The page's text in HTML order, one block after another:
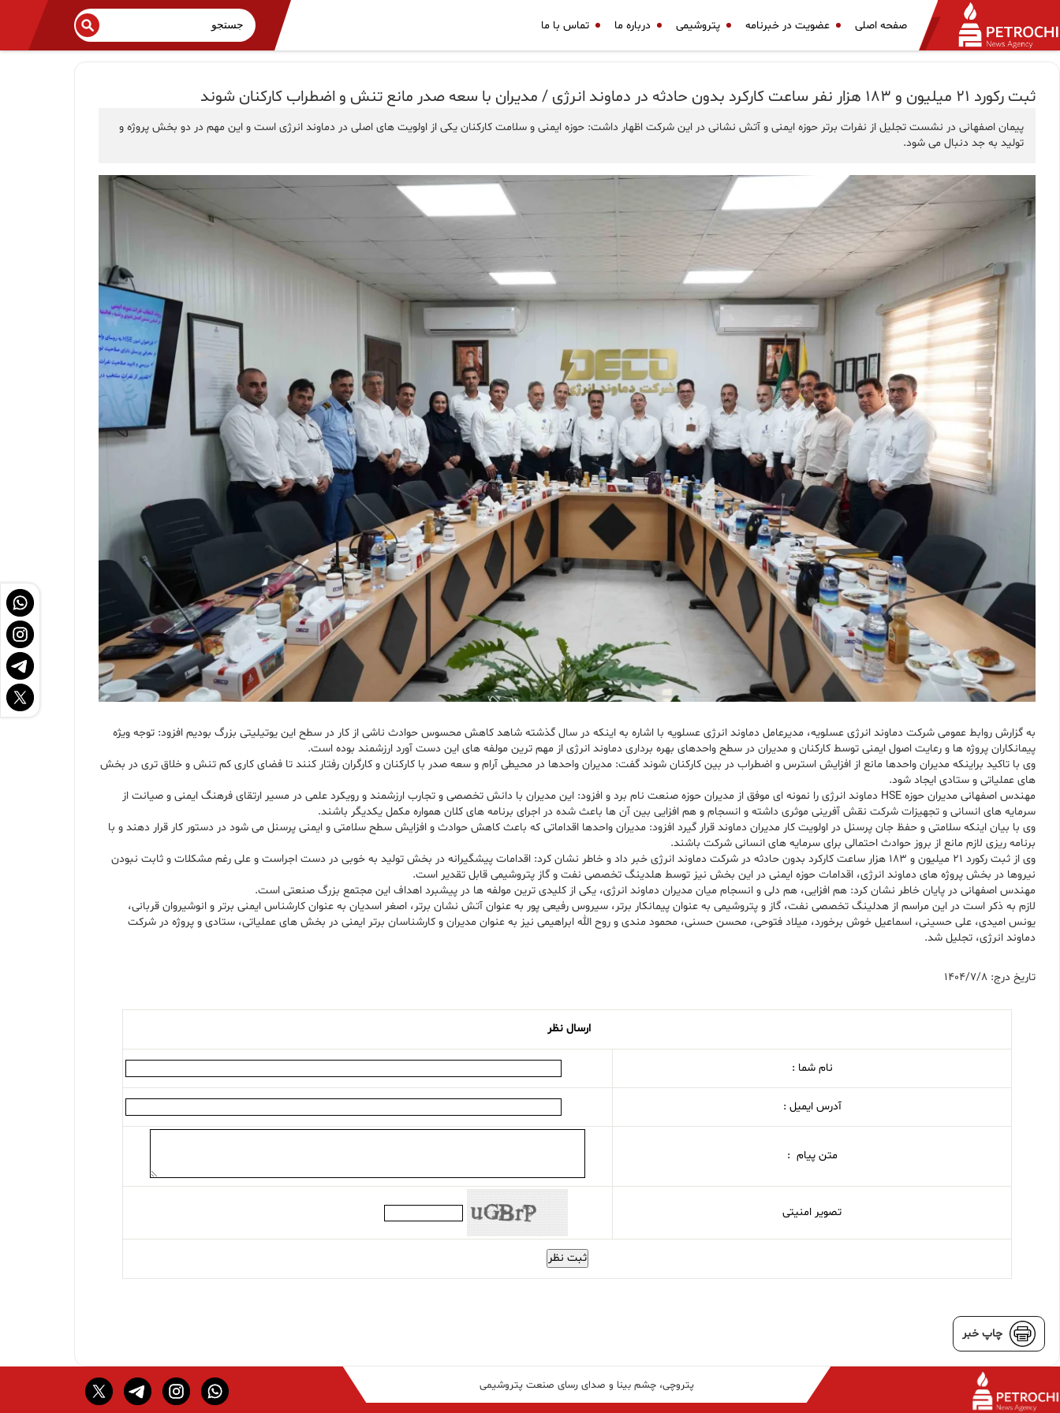
صفحه اصلی عضویت در خبرنامه پتروشیمی درباره ما تماس با ما
ثبت رکورد 21 میلیون و 183 هزار نفر ساعت کارکرد بدون حادثه در دماوند انرژی / مدیران با سعه صدر مانع تنش و اضطراب کارکنان شوند
پیمان اصفهانی در نشست تجلیل از نفرات برتر حوزه ایمنی و آتش نشانی در این شرکت اظهار داشت: حوزه ایمنی و سلامت کارکنان یکی از اولویت های اصلی در دماوند انرژی است و این مهم در دو بخش پروژه و
تولید به جد دنبال می شود.
به گزارش روابط عمومی شرکت دماوند انرژی عسلویه، مدیرعامل دماوند انرژی عسلویه با اشاره به اینکه در سال گذشته شاهد کاهش محسوس حوادث ناشی از کار در سطح این یوتیلیتی بزرگ بودیم افزود: توجه ویژه
پیمانکاران پروژه ها و رعایت اصول ایمنی توسط کارکنان و مدیران در سطح واحدهای بهره برداری دماوند انرژی از مهم ترین مولفه های این دست آورد ارزشمند بوده است.
وی با تاکید براینکه مدیران واحدها مانع از افزایش استرس و اضطراب در بین کارکنان شوند گفت: مدیران واحدها در محیطی آرام و سعه صدر با کارکنان و کارگران رفتار کنند تا فضای کاری کم تنش و خلاق تری در بخش
های عملیاتی و ستادی ایجاد شود.
مهندس اصفهانی مدیران حوزه HSE دماوند انرژی را نمونه ای موفق از مدیران حوزه صنعت نام برد و افزود: این مدیران با دانش تخصصی و تجارب ارزشمند و رویکرد علمی در مسیر ارتقای فرهنگ ایمنی و صیانت از
سرمایه های انسانی و تجهیزات شرکت نقش آفرینی موثری داشته و انسجام و هم افزایی بین آن ها باعث شده در اجرای برنامه های کلان همواره مکمل یکدیگر باشند.
وی با بیان اینکه سلامتی و حفظ جان پرسنل در اولویت کار مدیران دماوند قرار گیرد افزود: مدیران واحدها اقداماتی که باعث کاهش حوادث و افزایش سطح سلامتی و ایمنی پرسنل می شود در دستور کار قرار دهند و با
برنامه ریزی لازم مانع از بروز حوادث احتمالی برای سرمایه های انسانی شرکت باشند.
وی از ثبت رکورد 21 میلیون و 183 هزار ساعت کارکرد بدون حادثه در شرکت دماوند انرژی خبر داد و خاطر نشان کرد: اقدامات پیشگیرانه در بخش تولید به خوبی در دست اجراست و علی رغم مشکلات و ثابت نبودن
نیروها در بخش پروژه های دماوند انرژی، اقدامات حوزه ایمنی در این بخش نیز توسط هلدینگ تخصصی نفت و گاز پتروشیمی قابل تقدیر است.
مهندس اصفهانی در پایان خاطر نشان کرد: هم افزایی، هم دلی و انسجام میان مدیران دماوند انرژی، یکی از کلیدی ترین مولفه ها در پیشبرد اهداف این مجتمع بزرگ صنعتی است.
لازم به ذکر است در این مراسم از هدلینگ تخصصی نفت، گاز و پتروشیمی به عنوان پیمانکار برتر، سیروس رفیعی پور به عنوان آتش نشان برتر، اصغر اسدیان به عنوان کارشناس ایمنی برتر و انوشیروان قربانی،
یونس امیدی، علی حسینی، اسماعیل خوش برخورد، میلاد فتوحی، محسن حسنی، محمود مندی و روح الله ابراهیمی نیز به عنوان مدیران و کارشناسان برتر ایمنی در بخش های عملیاتی، ستادی و پروژه در شرکت
دماوند انرژی، تجلیل شد.
تاریخ درج: 1404/7/8
ارسال نظر
نام شما :
آدرس ایمیل :
متن پیام :
تصویر امنیتی
ثبت نظر
چاپ خبر
پتروچی، چشم بینا و صدای رسای صنعت پتروشیمی